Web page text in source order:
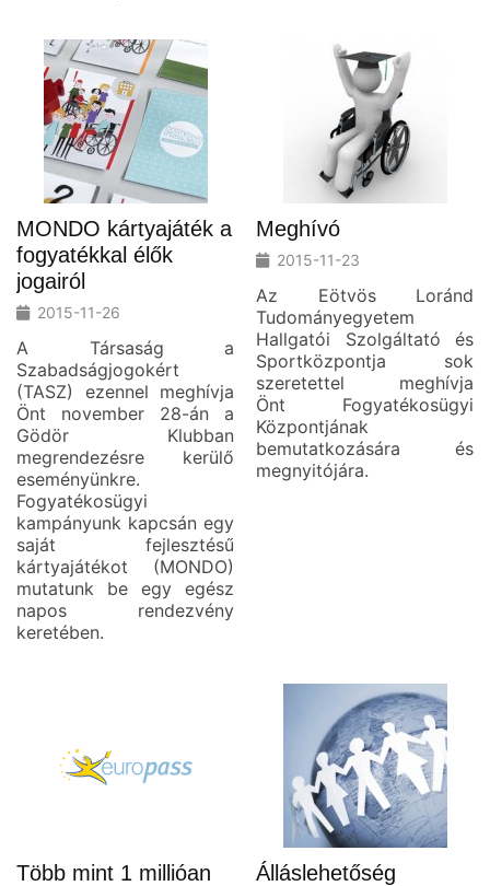
MONDO kártyajáték a
fogyatékkal élők
jogairól
2015-11-26
A Társaság a
Szabadságjogokért
(TASZ) ezennel meghívja
Önt november 28-án a
Gödör Klubban
megrendezésre kerülő
eseményünkre.
Fogyatékosügyi
kampányunk kapcsán egy
saját fejlesztésű
kártyajátékot (MONDO)
mutatunk be egy egész
napos rendezvény
keretében.
Meghívó
2015-11-23
Az Eötvös Loránd
Tudományegyetem
Hallgatói Szolgáltató és
Sportközpontja sok
szeretettel meghívja
Önt Fogyatékosügyi
Központjának
bemutatkozására és
megnyitójára.
Több mint 1 millióan
Álláslehetőség